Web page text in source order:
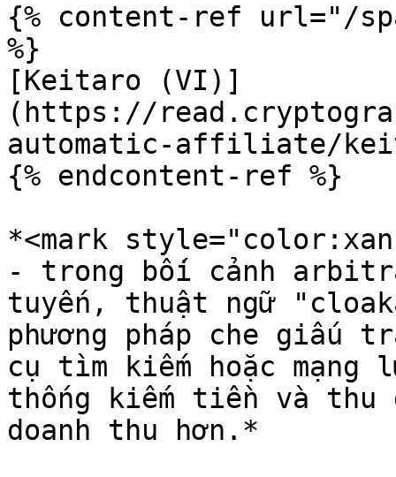
{% content-ref url="/
%}
[Keitaro (VI)]
(https://
automatic-affiliate/
{% endcontent-ref %}
*<mark
- trong bối cảnh
tuyến, thuật ngữ
phương pháp che giấu
cụ tìm kiếm hoặc
thống kiếm tiền và thu
doanh thu hơn.*